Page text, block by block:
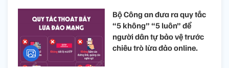
Bộ Công an đưa ra quy tắc
“5 không” “5 luôn” để
người dân tự bảo vệ trước
chiêu trò lừa đảo online.